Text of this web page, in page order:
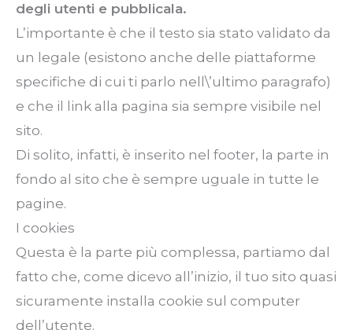
degli utenti e pubblicala.
L’importante è che il testo sia stato validato da
un legale (esistono anche delle piattaforme
specifiche di cui ti parlo nell\’ultimo paragrafo)
e che il link alla pagina sia sempre visibile nel
sito.
Di solito, infatti, è inserito nel footer, la parte in
fondo al sito che è sempre uguale in tutte le
pagine.
I cookies
Questa è la parte più complessa, partiamo dal
fatto che, come dicevo all’inizio, il tuo sito quasi
sicuramente installa cookie sul computer
dell’utente.